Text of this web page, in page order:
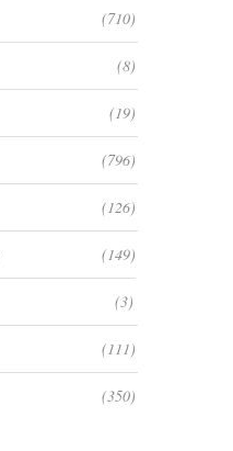
(710)
(8)
(19)
(796)
(126)
(149)
(3)
(111)
(350)